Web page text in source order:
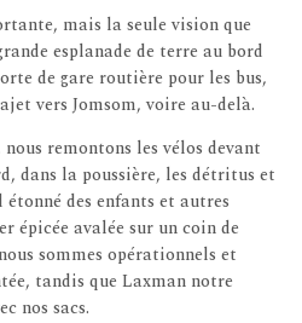
mais la seule vision que
esplanade de terre au bord
de gare routière pour les bus,
vers Jomsom, voire au-delà.
remontons les vélos devant
dans la poussière, les détritus et
étonné des enfants et autres
épicée avalée sur un coin de
sommes opérationnels et
tandis que Laxman notre
nos sacs.